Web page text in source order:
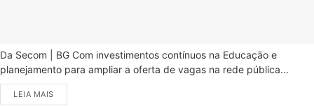
Da Secom | BG Com investimentos contínuos na Educação e
planejamento para ampliar a oferta de vagas na rede pública...
LEIA MAIS